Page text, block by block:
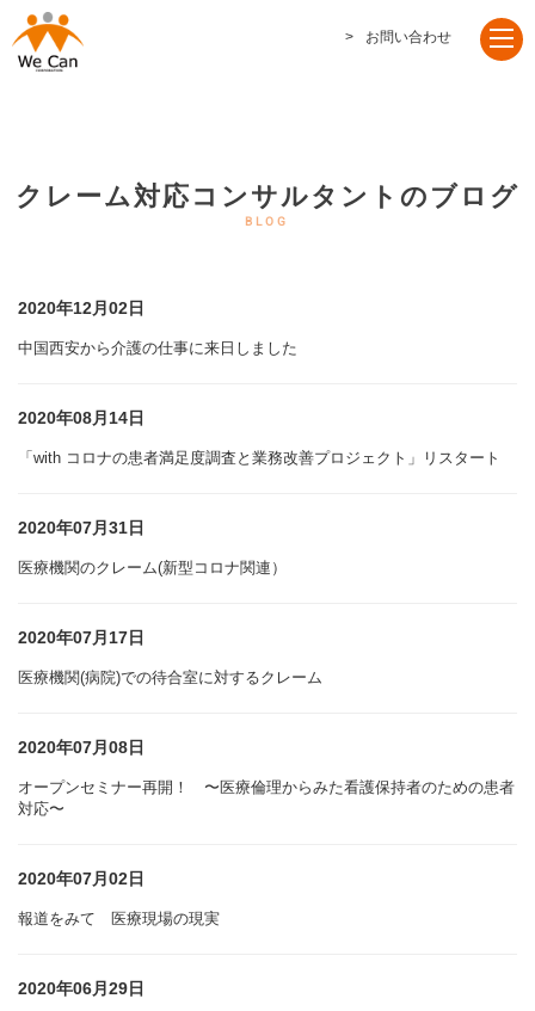
お問い合わせ
クレーム対応コンサルタントのブログ
2020年12月02日
中国西安から介護の仕事に来日しました
2020年08月14日
「with コロナの患者満足度調査と業務改善プロジェクト」リスタート
2020年07月31日
医療機関のクレーム(新型コロナ関連）
2020年07月17日
医療機関(病院)での待合室に対するクレーム
2020年07月08日
オープンセミナー再開！ 〜医療倫理からみた看護保持者のための患者
対応〜
2020年07月02日
報道をみて 医療現場の現実
2020年06月29日